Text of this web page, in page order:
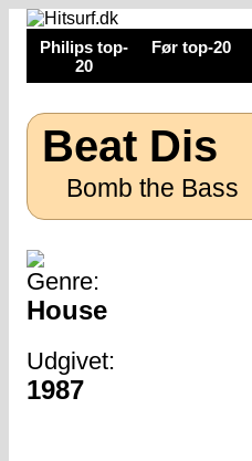
Philips top-
20
Før top-20
Beat Dis
Bomb the Bass
Genre:
House
Udgivet:
1987